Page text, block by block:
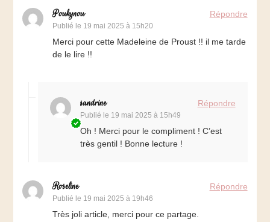
Poukynou
Publié le 19 mai 2025 à 15h20
Répondre
Merci pour cette Madeleine de Proust !! il me tarde
de le lire !!
sandrine
Publié le 19 mai 2025 à 15h49
Répondre
Oh ! Merci pour le compliment ! C’est
très gentil ! Bonne lecture !
Roseline
Publié le 19 mai 2025 à 19h46
Répondre
Très joli article, merci pour ce partage.